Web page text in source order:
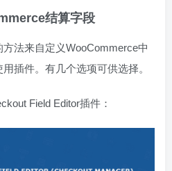
结算字段
法来自定义WooCommerce中
插件。有几个选项可供选择。
Field Editor插件：